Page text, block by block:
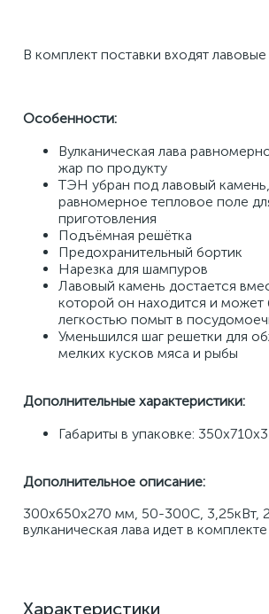
В комплект поставки входят
Особенности:
Вулканическая лава
жар по продукту
ТЭН убран под лавовый
равномерное тепловое поле
приготовления
Подъёмная решётка
Предохранительный бортик
Нарезка для шампуров
Лавовый камень достается
которой он находится и может
легкостью помыт в
Уменьшился шаг решетки для
мелких кусков мяса и рыбы
Дополнительные характеристики:
Габариты в упаковке:
Дополнительное описание:
300x650x270 мм, 50-300С, 3,25кВт,
вулканическая лава идет в
Характеристики